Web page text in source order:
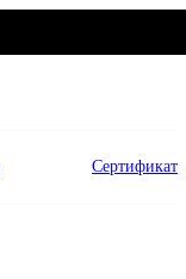
Сертификат